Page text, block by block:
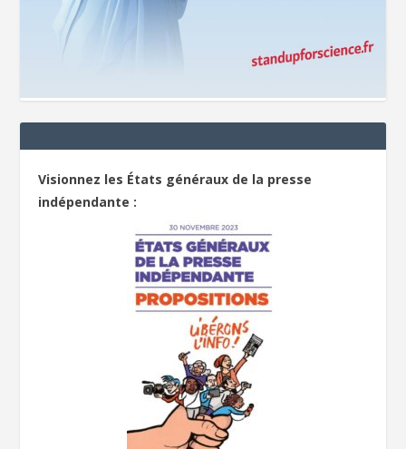
Visionnez les États généraux de la presse
indépendante :